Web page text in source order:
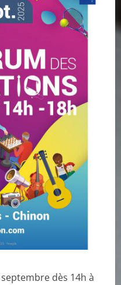
dès 14h à